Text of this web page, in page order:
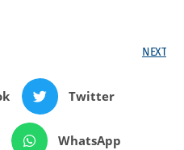
NEXT
Twitter
WhatsApp